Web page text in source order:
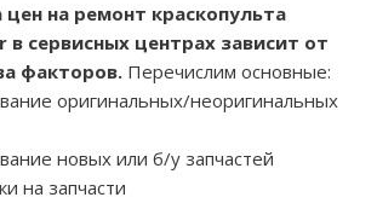
цен на ремонт краскопульта
в сервисных центрах зависит от
факторов. Перечислим основные:
оригинальных/неоригинальных
новых или б/у запчастей
на запчасти